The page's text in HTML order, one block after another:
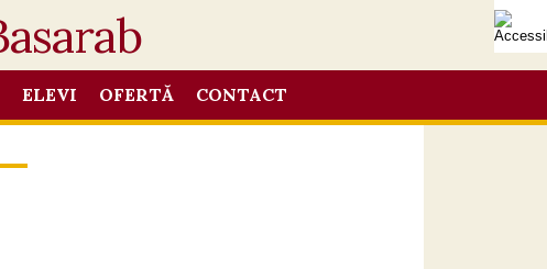
ELEVI OFERTĂ CONTACT